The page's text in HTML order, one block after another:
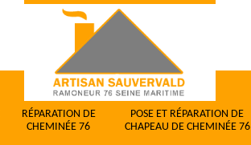
RÉPARATION DE
CHEMINÉE 76
POSE ET RÉPARATION DE
CHAPEAU DE CHEMINÉE 76